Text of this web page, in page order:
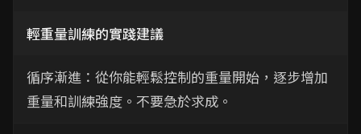
輕重量訓練的實踐建議
循序漸進：從你能輕鬆控制的重量開始，逐步增加
重量和訓練強度。不要急於求成。